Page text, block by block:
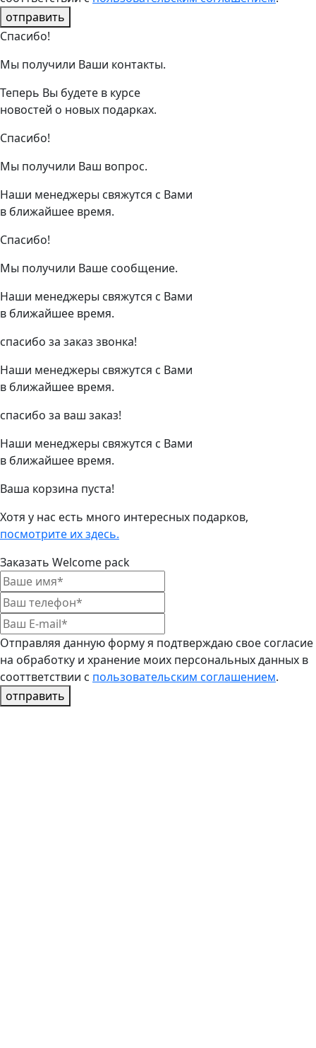
отправить
Спасибо!
Мы получили Ваши контакты.
Теперь Вы будете в курсе
новостей о новых подарках.
Спасибо!
Мы получили Ваш вопрос.
Наши менеджеры свяжутся с Вами
в ближайшее время.
Спасибо!
Мы получили Ваше сообщение.
Наши менеджеры свяжутся с Вами
в ближайшее время.
спасибо за заказ звонка!
Наши менеджеры свяжутся с Вами
в ближайшее время.
спасибо за ваш заказ!
Наши менеджеры свяжутся с Вами
в ближайшее время.
Ваша корзина пуста!
Хотя у нас есть много интересных подарков,
посмотрите их здесь.
Заказать Welcome pack
Отправляя данную форму я подтверждаю свое согласие
на обработку и хранение моих персональных данных в
сооттветствии с пользовательским соглашением.
отправить